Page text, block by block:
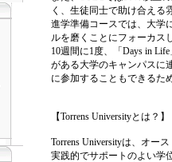
く、生徒同士で助け合える
進学準備コースでは、大学
ルを磨くことにフォーカス
10週間に1度、「Days in
がある大学のキャンパスに
に参加することもできるた
【Torrens Universityとは？】
Torrens Universityは、オー
実践的でサポートのよい学